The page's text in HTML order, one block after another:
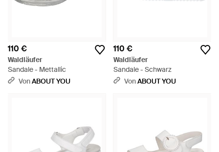
110 €
Waldläufer
Sandale - Mettallic
VonABOUT YOU
110 €
Waldläufer
Sandale - Schwarz
VonABOUT YOU